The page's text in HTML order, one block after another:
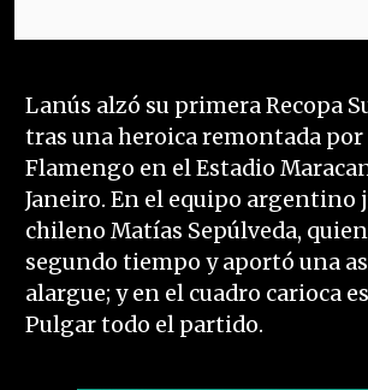
Lanús alzó su primera Recopa
tras una heroica remontada por
Flamengo en el Estadio
Janeiro. En el equipo argentino
chileno Matías Sepúlveda,
segundo tiempo y aportó una
alargue; y en el cuadro carioca
Pulgar todo el partido.